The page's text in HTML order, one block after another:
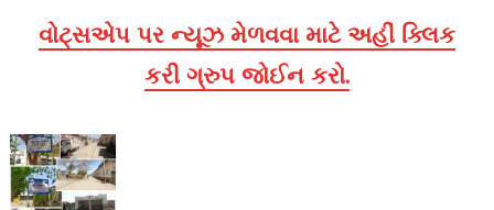
વોટ્સએપ પર ન્યૂઝ મેળવવા માટે અહીં ક્લિક
કરી ગ્રુપ જોઈન કરો.